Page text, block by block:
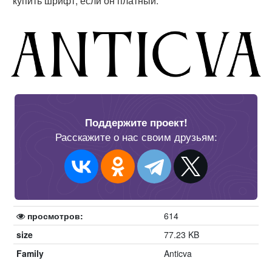
Поддержите проект!
Расскажите о нас своим друзьям:
просмотров:
614
size
77.23 KB
Family
Anticva